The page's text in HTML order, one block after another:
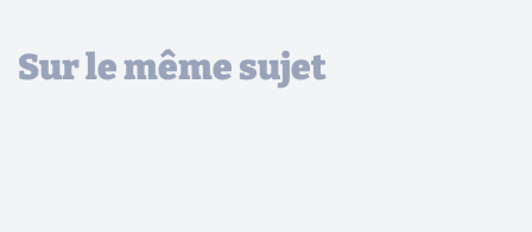
Sur le même sujet